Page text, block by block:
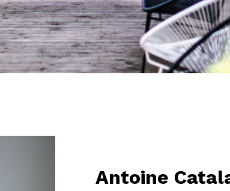
Antoine